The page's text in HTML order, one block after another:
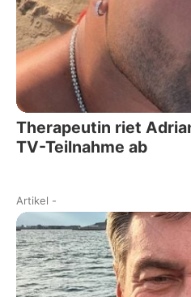
Therapeutin riet
TV-Teilnahme ab
Artikel -